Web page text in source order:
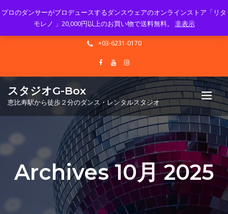
Mon - Sun 10.00 - 23.00
info@gbox-tango.com
+03-6231-0170
スタジオG-Box
恵比寿駅から徒歩２分のダンス・レンタルスタジオ
Archives 10月 2025
プロのダンサーがプロデュースするダンスウェアのオンラインストア「リタ
モレノ 」20,000円以上のお買い物で送料無料。 非表示